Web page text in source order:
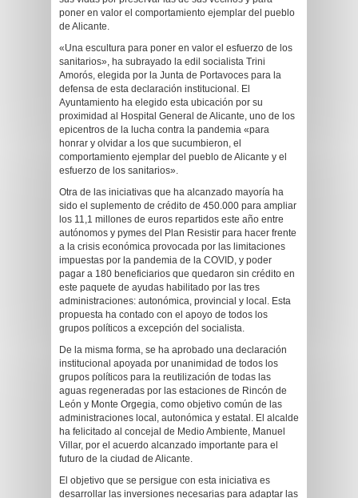
poner en valor el comportamiento ejemplar del pueblo
de Alicante.
«Una escultura para poner en valor el esfuerzo de los
sanitarios», ha subrayado la edil socialista Trini
Amorós, elegida por la Junta de Portavoces para la
defensa de esta declaración institucional. El
Ayuntamiento ha elegido esta ubicación por su
proximidad al Hospital General de Alicante, uno de los
epicentros de la lucha contra la pandemia «para
honrar y olvidar a los que sucumbieron, el
comportamiento ejemplar del pueblo de Alicante y el
esfuerzo de los sanitarios».
Otra de las iniciativas que ha alcanzado mayoría ha
sido el suplemento de crédito de 450.000 para ampliar
los 11,1 millones de euros repartidos este año entre
autónomos y pymes del Plan Resistir para hacer frente
a la crisis económica provocada por las limitaciones
impuestas por la pandemia de la COVID, y poder
pagar a 180 beneficiarios que quedaron sin crédito en
este paquete de ayudas habilitado por las tres
administraciones: autonómica, provincial y local. Esta
propuesta ha contado con el apoyo de todos los
grupos políticos a excepción del socialista.
De la misma forma, se ha aprobado una declaración
institucional apoyada por unanimidad de todos los
grupos políticos para la reutilización de todas las
aguas regeneradas por las estaciones de Rincón de
León y Monte Orgegia, como objetivo común de las
administraciones local, autonómica y estatal. El alcalde
ha felicitado al concejal de Medio Ambiente, Manuel
Villar, por el acuerdo alcanzado importante para el
futuro de la ciudad de Alicante.
El objetivo que se persigue con esta iniciativa es
desarrollar las inversiones necesarias para adaptar las